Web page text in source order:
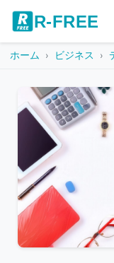
R-FREE
ホーム ビジネス